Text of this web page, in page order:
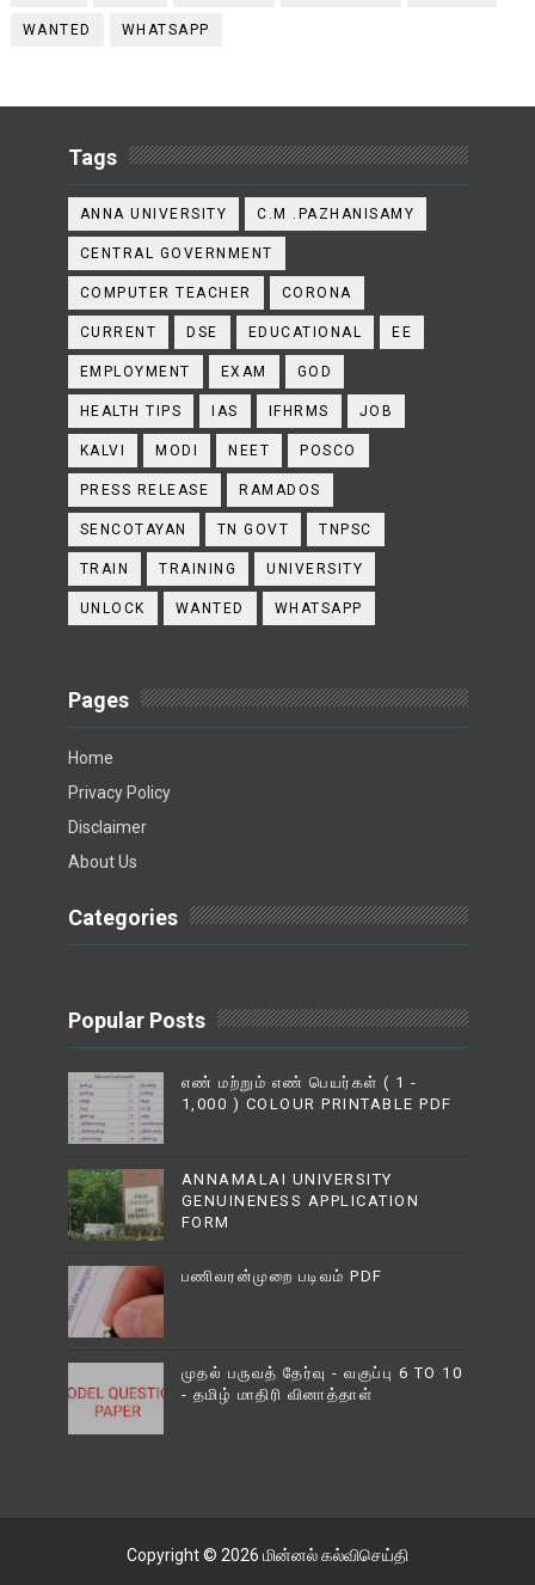
WANTED WHATSAPP
Tags
ANNA UNIVERSITY C.M .PAZHANISAMY
CENTRAL GOVERNMENT
COMPUTER TEACHER CORONA
CURRENT DSE EDUCATIONAL EE
EMPLOYMENT EXAM GOD
HEALTH TIPS IAS IFHRMS JOB
KALVI MODI NEET POSCO
PRESS RELEASE RAMADOS
SENCOTAYAN TN GOVT TNPSC
TRAIN TRAINING UNIVERSITY
UNLOCK WANTED WHATSAPP
Pages
Home
Privacy Policy
Disclaimer
About Us
Categories
Popular Posts
எண் மற்றும் எண் பெயர்கள் ( 1 -
1,000 ) COLOUR PRINTABLE PDF
ANNAMALAI UNIVERSITY
GENUINENESS APPLICATION
FORM
பணிவரன்முறை படிவம் PDF
முதல் பருவத் தேர்வு - வகுப்பு 6 TO 10
- தமிழ் மாதிரி வினாத்தாள்
Copyright © 2026 மின்னல் கல்விசெய்தி